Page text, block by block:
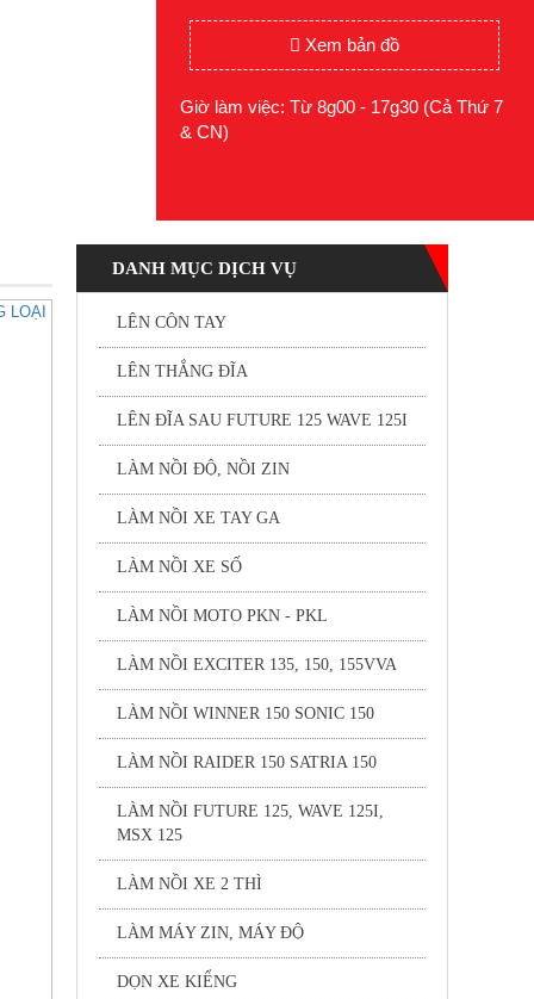
Xem bản đồ
Giờ làm việc: Từ 8g00 - 17g30 (Cả Thứ 7
& CN)
DANH MỤC DỊCH VỤ
LÊN CÔN TAY
LÊN THẮNG ĐĨA
LÊN ĐĨA SAU FUTURE 125 WAVE 125I
LÀM NỒI ĐỘ, NỒI ZIN
LÀM NỒI XE TAY GA
LÀM NỒI XE SỐ
LÀM NỒI MOTO PKN - PKL
LÀM NỒI EXCITER 135, 150, 155VVA
LÀM NỒI WINNER 150 SONIC 150
LÀM NỒI RAIDER 150 SATRIA 150
LÀM NỒI FUTURE 125, WAVE 125I,
MSX 125
LÀM NỒI XE 2 THÌ
LÀM MÁY ZIN, MÁY ĐỘ
DỌN XE KIỂNG